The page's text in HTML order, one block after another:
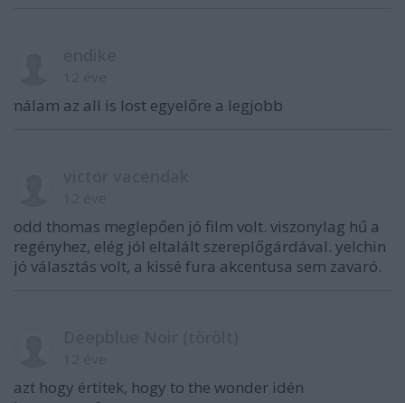
nálam az all is lost egyelőre a legjobb
odd thomas meglepően jó film volt. viszonylag hű a
regényhez, elég jól eltalált szereplőgárdával. yelchin
jó választás volt, a kissé fura akcentusa sem zavaró.
azt hogy értitek, hogy to the wonder idén